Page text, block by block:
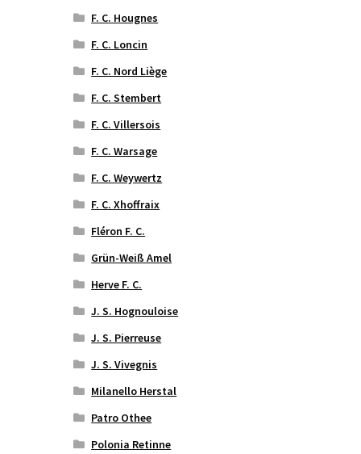
F. C. Hougnes
F. C. Loncin
F. C. Nord Liège
F. C. Stembert
F. C. Villersois
F. C. Warsage
F. C. Weywertz
F. C. Xhoffraix
Fléron F. C.
Grün-Weiß Amel
Herve F. C.
J. S. Hognouloise
J. S. Pierreuse
J. S. Vivegnis
Milanello Herstal
Patro Othee
Polonia Retinne